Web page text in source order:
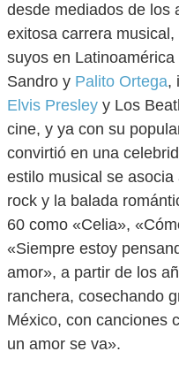
desde mediados de los
exitosa carrera
suyos en
Sandro y Palito Ortega,
Elvis Presley y Los
cine, y ya con su
convirtió en una
estilo musical se
rock y la balada
60 como «Celia»,
«Siempre estoy
amor», a partir de los
ranchera, cosechando
México, con canciones
un amor se va».